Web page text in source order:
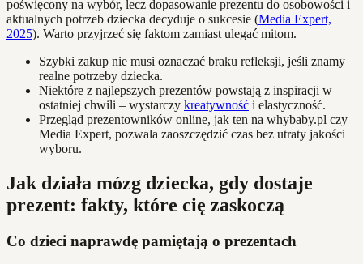
poświęcony na wybór, lecz dopasowanie prezentu do osobowości i
aktualnych potrzeb dziecka decyduje o sukcesie (Media Expert,
2025). Warto przyjrzeć się faktom zamiast ulegać mitom.
Szybki zakup nie musi oznaczać braku refleksji, jeśli znamy
realne potrzeby dziecka.
Niektóre z najlepszych prezentów powstają z inspiracji w
ostatniej chwili – wystarczy kreatywność i elastyczność.
Przegląd prezentowników online, jak ten na whybaby.pl czy
Media Expert, pozwala zaoszczędzić czas bez utraty jakości
wyboru.
Jak działa mózg dziecka, gdy dostaje
prezent: fakty, które cię zaskoczą
Co dzieci naprawdę pamiętają o prezentach